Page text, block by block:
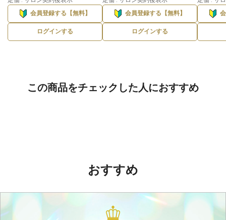
会員登録する【無料】
ログインする
会員登録する【無料】
ログインする
この商品をチェックした人におすすめ
おすすめ